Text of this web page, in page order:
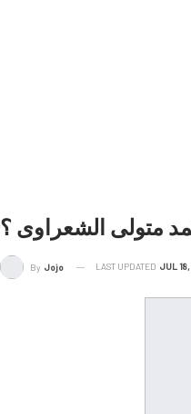
متولى الشعراوى ؟
By Jojo LAST UPDATED JUL 18,